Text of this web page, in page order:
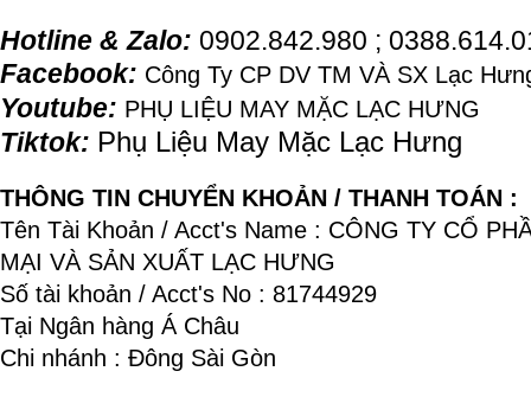
Hotline & Zalo: 0902.842.980 ;
Facebook: Công Ty CP DV TM VÀ SX Lạc
Youtube: PHỤ LIỆU MAY MẶC LẠC HƯNG
Tiktok: Phụ Liệu May Mặc Lạc Hưng
THÔNG TIN CHUYỂN KHOẢN / THANH TOÁN :
Tên Tài Khoản / Acct's Name : CÔNG TY CỔ
MẠI VÀ SẢN XUẤT LẠC HƯNG
Số tài khoản / Acct's No : 81744929
Tại Ngân hàng Á Châu
Chi nhánh : Đông Sài Gòn